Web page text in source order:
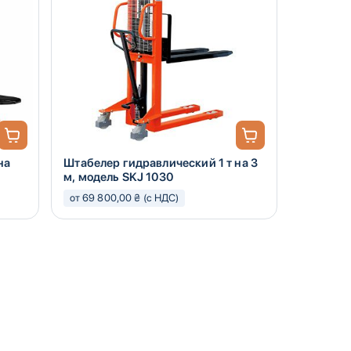
Штабелер гидравлический 1 т на 3
м, модель SKJ 1030
от 69 800,00 ₴ (с НДС)